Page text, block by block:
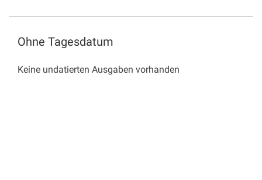
Ohne Tagesdatum
Keine undatierten Ausgaben vorhanden